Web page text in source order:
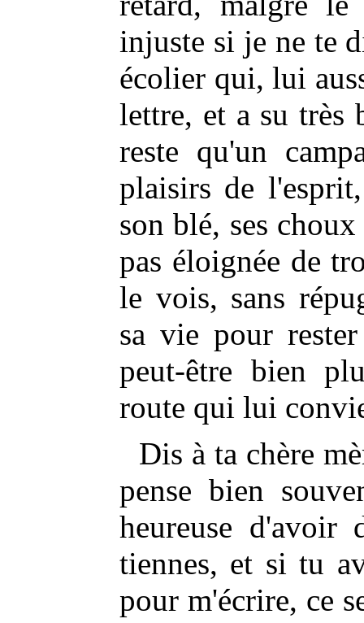
injuste si je ne te
écolier qui, lui
lettre, et a su très
reste qu'un
plaisirs de
son blé, ses choux
pas éloignée de
le vois, sans
sa vie pour
peut-être bien
route qui lui
Dis à ta chère
pense bien
heureuse d'avoir
tiennes, et si tu
pour m'écrire, ce